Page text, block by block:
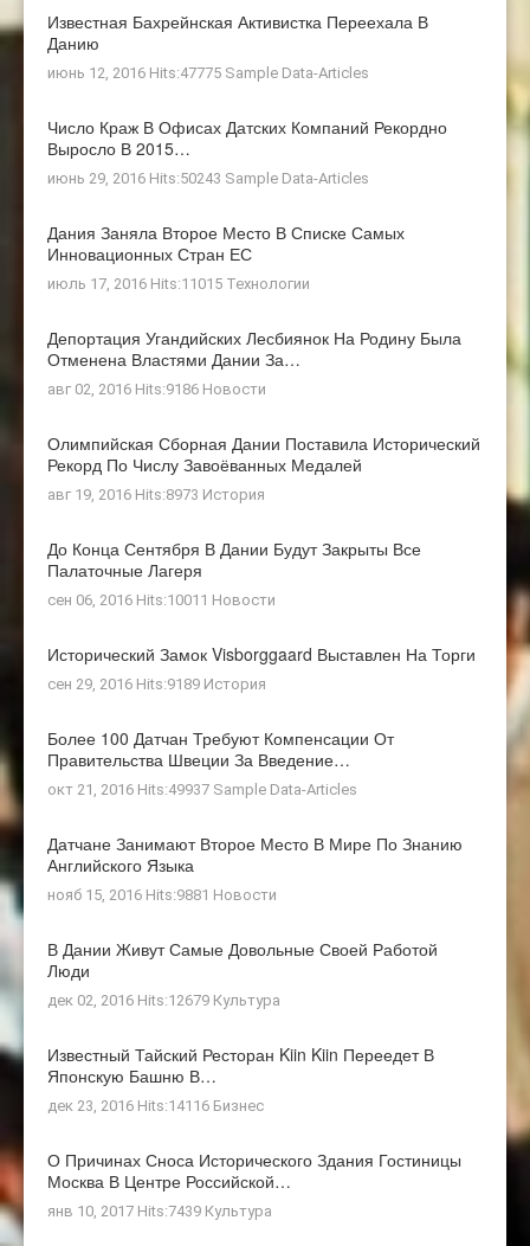
Известная Бахрейнская Активистка Переехала В
Данию
июнь 12, 2016 Hits:47775 Sample Data-Articles
Число Краж В Офисах Датских Компаний Рекордно
Выросло В 2015…
июнь 29, 2016 Hits:50243 Sample Data-Articles
Дания Заняла Второе Место В Списке Самых
Инновационных Стран ЕС
июль 17, 2016 Hits:11015 Технологии
Депортация Угандийских Лесбиянок На Родину Была
Отменена Властями Дании За…
авг 02, 2016 Hits:9186 Новости
Олимпийская Сборная Дании Поставила Исторический
Рекорд По Числу Завоёванных Медалей
авг 19, 2016 Hits:8973 История
До Конца Сентября В Дании Будут Закрыты Все
Палаточные Лагеря
сен 06, 2016 Hits:10011 Новости
Исторический Замок Visborggaard Выставлен На Торги
сен 29, 2016 Hits:9189 История
Более 100 Датчан Требуют Компенсации От
Правительства Швеции За Введение…
окт 21, 2016 Hits:49937 Sample Data-Articles
Датчане Занимают Второе Место В Мире По Знанию
Английского Языка
нояб 15, 2016 Hits:9881 Новости
В Дании Живут Самые Довольные Своей Работой
Люди
дек 02, 2016 Hits:12679 Культура
Известный Тайский Ресторан Kiin Kiin Переедет В
Японскую Башню В…
дек 23, 2016 Hits:14116 Бизнес
О Причинах Сноса Исторического Здания Гостиницы
Москва В Центре Российской…
янв 10, 2017 Hits:7439 Культура